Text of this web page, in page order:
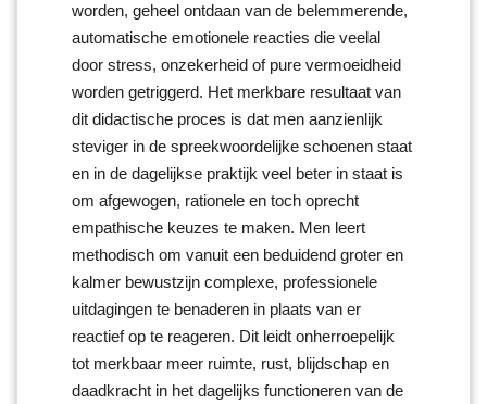
worden, geheel ontdaan van de belemmerende,
automatische emotionele reacties die veelal
door stress, onzekerheid of pure vermoeidheid
worden getriggerd. Het merkbare resultaat van
dit didactische proces is dat men aanzienlijk
steviger in de spreekwoordelijke schoenen staat
en in de dagelijkse praktijk veel beter in staat is
om afgewogen, rationele en toch oprecht
empathische keuzes te maken. Men leert
methodisch om vanuit een beduidend groter en
kalmer bewustzijn complexe, professionele
uitdagingen te benaderen in plaats van er
reactief op te reageren. Dit leidt onherroepelijk
tot merkbaar meer ruimte, rust, blijdschap en
daadkracht in het dagelijks functioneren van de